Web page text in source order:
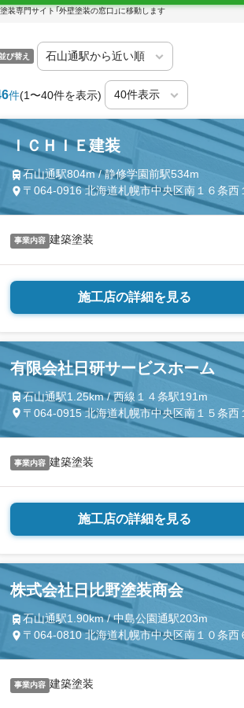
装専門サイト「外壁塗装の窓口」に移動します
び替え
件(1〜40件を表示)
ＩＣＨＩＥ建装
石山通駅804m / 静修学園前駅534m
〒064-0916 北海道札幌市中央区南１６条西
事業内容 建築塗装
施工店の詳細を見る
有限会社日研サービスホーム
石山通駅1.25km / 西線１４条駅191m
〒064-0915 北海道札幌市中央区南１５条西
事業内容 建築塗装
施工店の詳細を見る
株式会社日比野塗装商会
石山通駅1.90km / 中島公園通駅203m
〒064-0810 北海道札幌市中央区南１０条西
事業内容 建築塗装